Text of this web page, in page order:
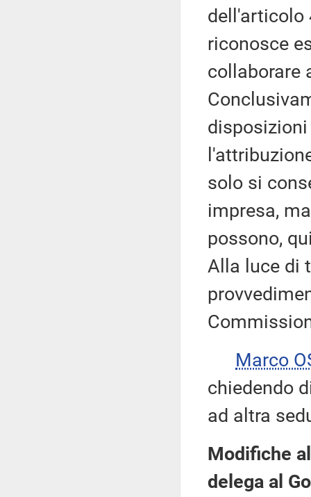
dell'articolo
riconosce
collaborare
solo si
impresa,
possono,
Alla luce di
Marco
chiedendo
ad altra
Modifiche
delega al